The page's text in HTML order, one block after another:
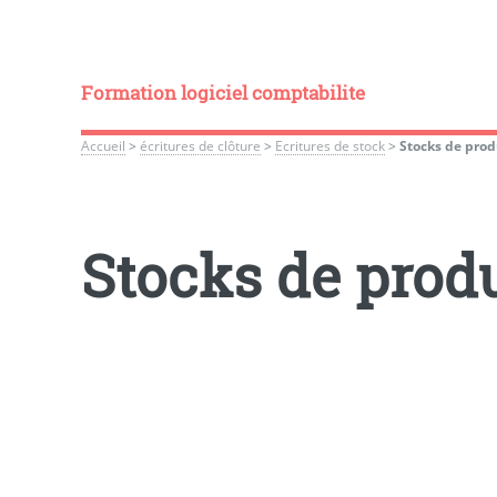
Formation logiciel comptabilite
Accueil >écritures de clôture > Ecritures de stock>Stocks de
Stocks de